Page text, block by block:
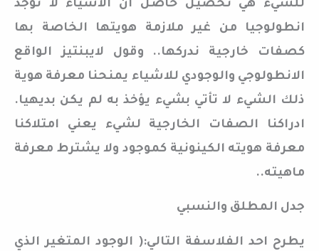
للشيء هي تحصيل حاصل أن الاشياء لا توجد
انطولوجيا من غير ملازمة هويتها الخاصة بها
كصفات خارجية ندركها.. وقول لايبنتيز الواقع
الانطولوجي والوجودي للاشياء يمنحنا معرفة هوية
ذلك الشيء لا تأتي بشيء يؤخذ به لم يكن بديهيا.
ادراكنا الصفات الخارجية لشيء يعني امتلاكنا
معرفة هويته الكينونية كموجود ولا يشترط معرفة
ماهيته..
جدل المطلق والنسبي
يطرح احد الفلاسفة التالي:( الوجود المتغير الذي